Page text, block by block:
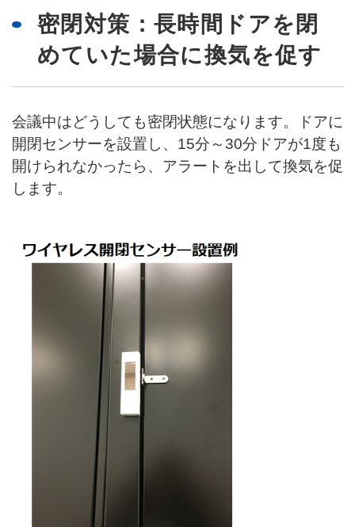
密閉対策：長時間ドアを閉
めていた場合に換気を促す
会議中はどうしても密閉状態になります。ドアに
開閉センサーを設置し、15分～30分ドアが1度も
開けられなかったら、アラートを出して換気を促
します。